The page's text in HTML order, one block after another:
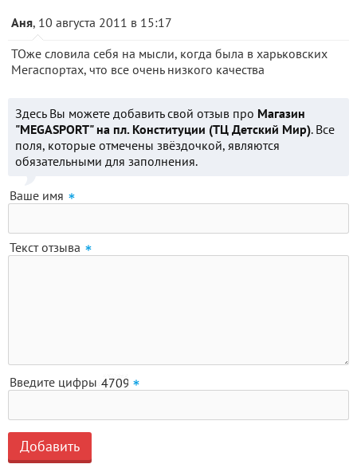
Аня, 10 августа 2011 в 15:17
ТОже словила себя на мысли, когда была в харьковских
Мегаспортах, что все очень низкого качества
Здесь Вы можете добавить свой отзыв про Магазин
"MEGASPORT" на пл. Конституции (ТЦ Детский Мир). Все
поля, которые отмечены звёздочкой, являются
обязательными для заполнения.
Ваше имя
Текст отзыва
Введите цифры